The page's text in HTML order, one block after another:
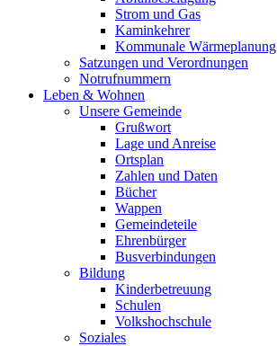
Strom und Gas
Kaminkehrer
Kommunale Wärmeplanung
Satzungen und Verordnungen
Notrufnummern
Leben & Wohnen
Unsere Gemeinde
Grußwort
Lage und Anreise
Ortsplan
Zahlen und Daten
Bücher
Wappen
Gemeindeteile
Ehrenbürger
Busverbindungen
Bildung
Kinderbetreuung
Schulen
Volkshochschule
Soziales